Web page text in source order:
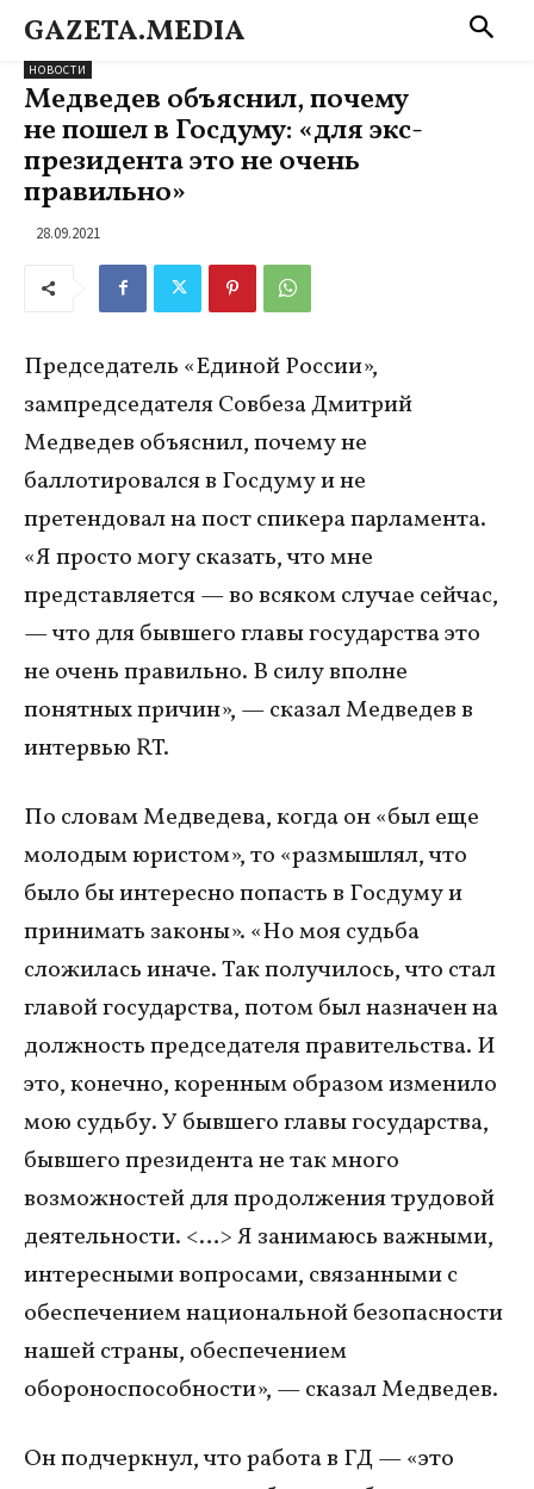
GAZETA.MEDIA
НОВОСТИ
Медведев объяснил, почему
не пошел в Госдуму: «для экс-
президента это не очень
правильно»
28.09.2021
Председатель «Единой России»,
зампредседателя Совбеза Дмитрий
Медведев объяснил, почему не
баллотировался в Госдуму и не
претендовал на пост спикера парламента.
«Я просто могу сказать, что мне
представляется — во всяком случае сейчас,
— что для бывшего главы государства это
не очень правильно. В силу вполне
понятных причин», — сказал Медведев в
интервью RT.
По словам Медведева, когда он «был еще
молодым юристом», то «размышлял, что
было бы интересно попасть в Госдуму и
принимать законы». «Но моя судьба
сложилась иначе. Так получилось, что стал
главой государства, потом был назначен на
должность председателя правительства. И
это, конечно, коренным образом изменило
мою судьбу. У бывшего главы государства,
бывшего президента не так много
возможностей для продолжения трудовой
деятельности. <…> Я занимаюсь важными,
интересными вопросами, связанными с
обеспечением национальной безопасности
нашей страны, обеспечением
обороноспособности», — сказал Медведев.
Он подчеркнул, что работа в ГД — «это